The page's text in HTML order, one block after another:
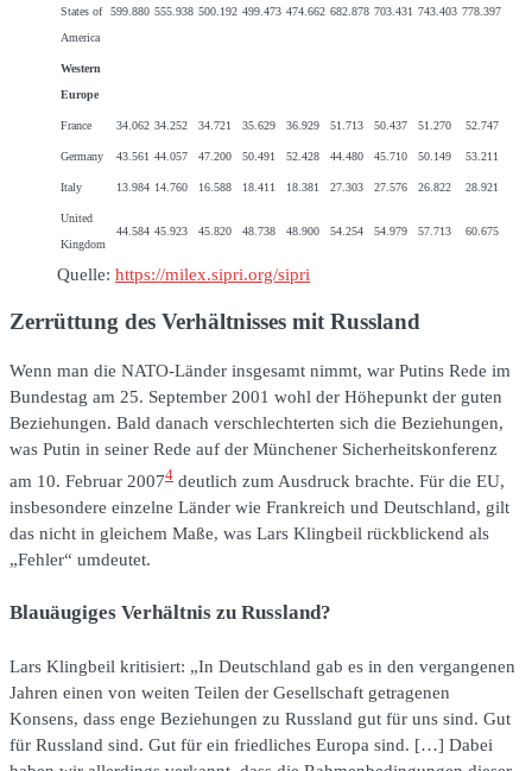
States of
America
599.880 555.938 500.192 499.473 474.662 682.878 703.431 743.403 778.397
Western
Europe
France 34.062 34.252 34.721 35.629 36.929 51.713 50.437 51.270 52.747
Germany 43.561 44.057 47.200 50.491 52.428 44.480 45.710 50.149 53.211
Italy 13.984 14.760 16.588 18.411 18.381 27.303 27.576 26.822 28.921
United
Kingdom
44.584 45.923 45.820 48.738 48.900 54.254 54.979 57.713 60.675
Quelle: https://milex.sipri.org/sipri
Zerrüttung des Verhältnisses mit Russland
Wenn man die NATO-Länder insgesamt nimmt, war Putins Rede im
Bundestag am 25. September 2001 wohl der Höhepunkt der guten
Beziehungen. Bald danach verschlechterten sich die Beziehungen,
was Putin in seiner Rede auf der Münchener Sicherheitskonferenz
am 10. Februar 20074 deutlich zum Ausdruck brachte. Für die EU,
insbesondere einzelne Länder wie Frankreich und Deutschland, gilt
das nicht in gleichem Maße, was Lars Klingbeil rückblickend als
„Fehler“ umdeutet.
Blauäugiges Verhältnis zu Russland?
Lars Klingbeil kritisiert: „In Deutschland gab es in den vergangenen
Jahren einen von weiten Teilen der Gesellschaft getragenen
Konsens, dass enge Beziehungen zu Russland gut für uns sind. Gut
für Russland sind. Gut für ein friedliches Europa sind. […] Dabei